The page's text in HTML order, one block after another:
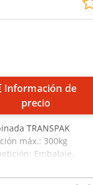
precio
TRANSPAK
máx.: 300kg
Embalaje,
una oferta de leasing